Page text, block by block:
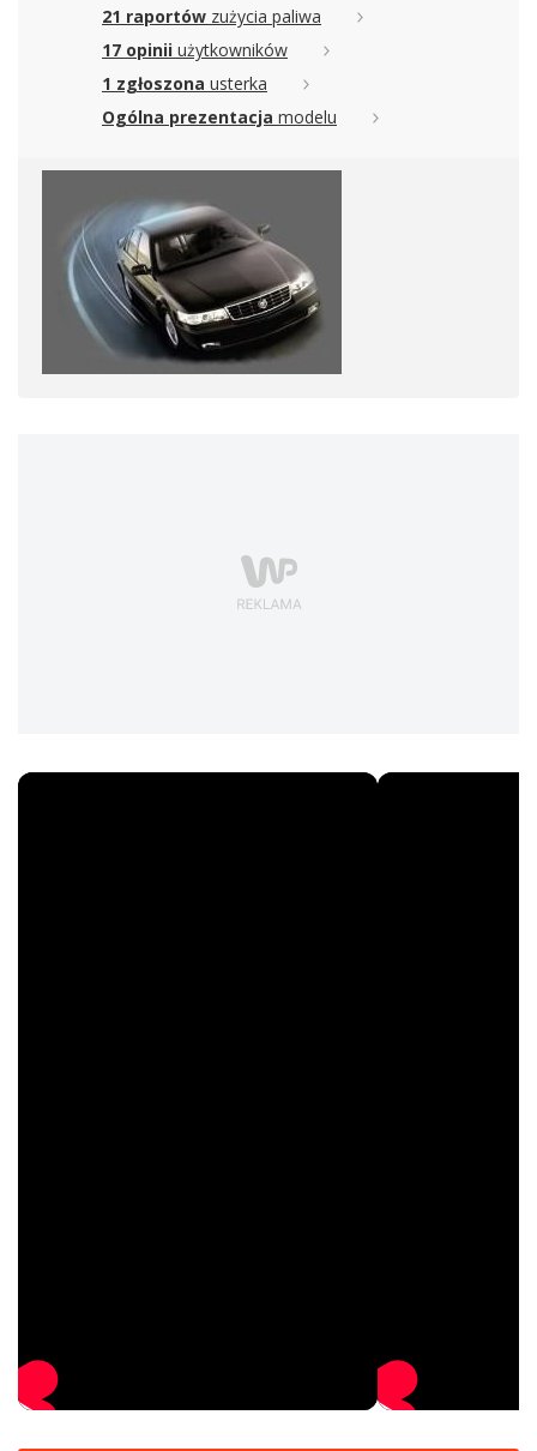
21 raportów zużycia paliwa
17 opinii użytkowników
1 zgłoszona usterka
Ogólna prezentacja modelu